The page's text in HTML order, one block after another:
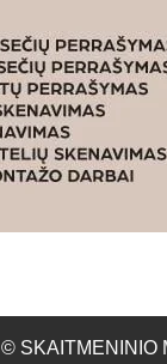
© SKAITMENINIO